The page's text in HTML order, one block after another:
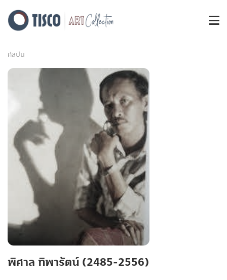
ศิลปิน
พิศาล ทิพารัตน์ (2485-2556)